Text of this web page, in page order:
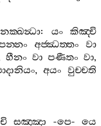
: යං
කිඤ‍්චි
අජ‍්ඣත‍්තං
වා
හීනං වා පණීතං වා,
,අයං වුච‍්චති
සඤ‍්ඤා -පෙ- යෙ